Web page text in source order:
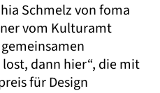
Schmelz von foma
vom Kulturamt
dann hier“, die mit
für Design